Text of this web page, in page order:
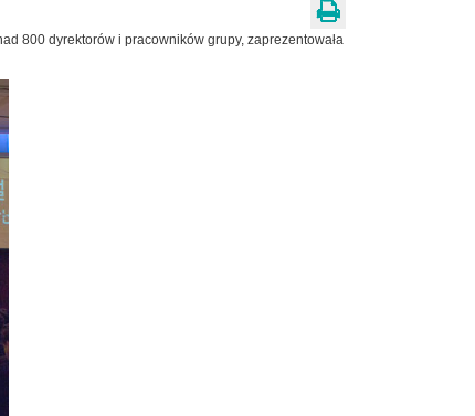
800 dyrektorów i pracowników grupy, zaprezentowała